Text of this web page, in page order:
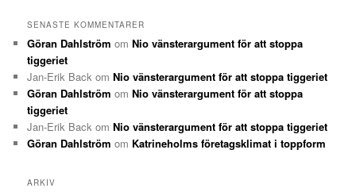
SENASTE KOMMENTARER
Göran Dahlström omNio vänsterargument för att stoppa
tiggeriet
Jan-Erik Back omNio vänsterargument för att stoppa tiggeriet
Göran Dahlström omNio vänsterargument för att stoppa
tiggeriet
Jan-Erik Back omNio vänsterargument för att stoppa tiggeriet
Göran Dahlström om Katrineholms företagsklimat i toppform
ARKIV